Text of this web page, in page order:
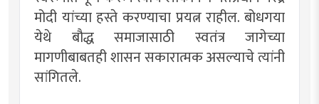
मोदी यांच्या हस्ते करण्याचा प्रयत्न राहील. बोधगया
येथे बौद्ध समाजासाठी स्वतंत्र जागेच्या
मागणीबाबतही शासन सकारात्मक असल्याचे त्यांनी
सांगितले.